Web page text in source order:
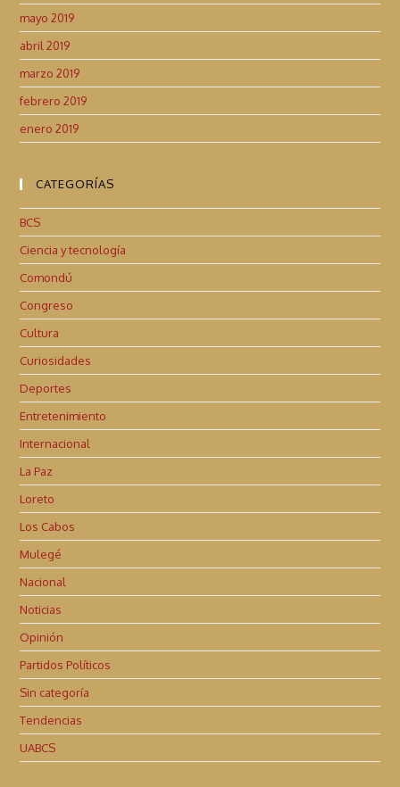
mayo 2019
abril 2019
marzo 2019
febrero 2019
enero 2019
CATEGORÍAS
BCS
Ciencia y tecnología
Comondú
Congreso
Cultura
Curiosidades
Deportes
Entretenimiento
Internacional
La Paz
Loreto
Los Cabos
Mulegé
Nacional
Noticias
Opinión
Partidos Políticos
Sin categoría
Tendencias
UABCS